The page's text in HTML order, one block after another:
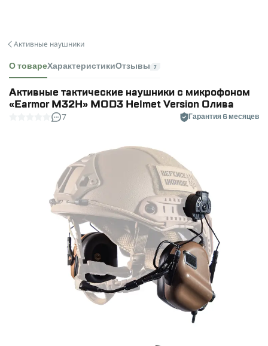
Активные наушники
О товареХарактеристикиОтзывы 7
Активные тактические наушники с микрофоном
«Earmor M32H» MOD3 Helmet Version Олива
7 Гарантия 6 месяцев